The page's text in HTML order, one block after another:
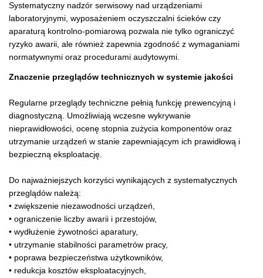
Systematyczny nadzór serwisowy nad urządzeniami
laboratoryjnymi, wyposażeniem oczyszczalni ścieków czy
aparaturą kontrolno-pomiarową pozwala nie tylko ograniczyć
ryzyko awarii, ale również zapewnia zgodność z wymaganiami
normatywnymi oraz procedurami audytowymi.
Znaczenie przeglądów technicznych w systemie jakości
Regularne przeglądy techniczne pełnią funkcję prewencyjną i
diagnostyczną. Umożliwiają wczesne wykrywanie
nieprawidłowości, ocenę stopnia zużycia komponentów oraz
utrzymanie urządzeń w stanie zapewniającym ich prawidłową i
bezpieczną eksploatację.
Do najważniejszych korzyści wynikających z systematycznych
przeglądów należą:
• zwiększenie niezawodności urządzeń,
• ograniczenie liczby awarii i przestojów,
• wydłużenie żywotności aparatury,
• utrzymanie stabilności parametrów pracy,
• poprawa bezpieczeństwa użytkowników,
• redukcja kosztów eksploatacyjnych,